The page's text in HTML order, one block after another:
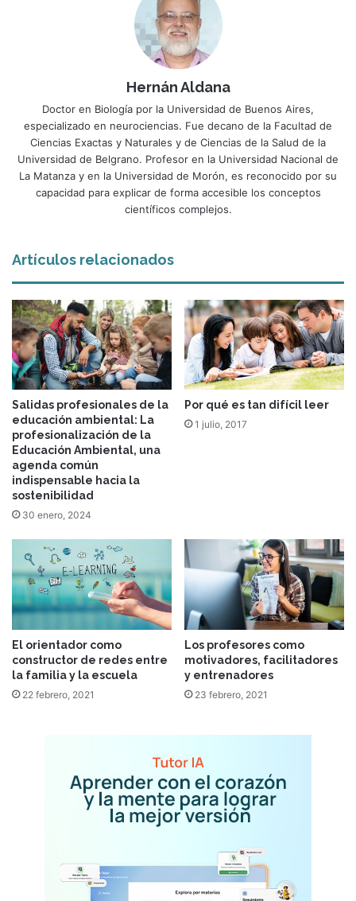
Hernán Aldana
Doctor en Biología por la Universidad de Buenos Aires,
especializado en neurociencias. Fue decano de la Facultad de
Ciencias Exactas y Naturales y de Ciencias de la Salud de la
Universidad de Belgrano. Profesor en la Universidad Nacional de
La Matanza y en la Universidad de Morón, es reconocido por su
capacidad para explicar de forma accesible los conceptos
científicos complejos.
Artículos relacionados
Salidas profesionales de la
educación ambiental: La
profesionalización de la
Educación Ambiental, una
agenda común
indispensable hacia la
sostenibilidad
30 enero, 2024
Por qué es tan difícil leer
1 julio, 2017
El orientador como
constructor de redes entre
la familia y la escuela
22 febrero, 2021
Los profesores como
motivadores, facilitadores
y entrenadores
23 febrero, 2021